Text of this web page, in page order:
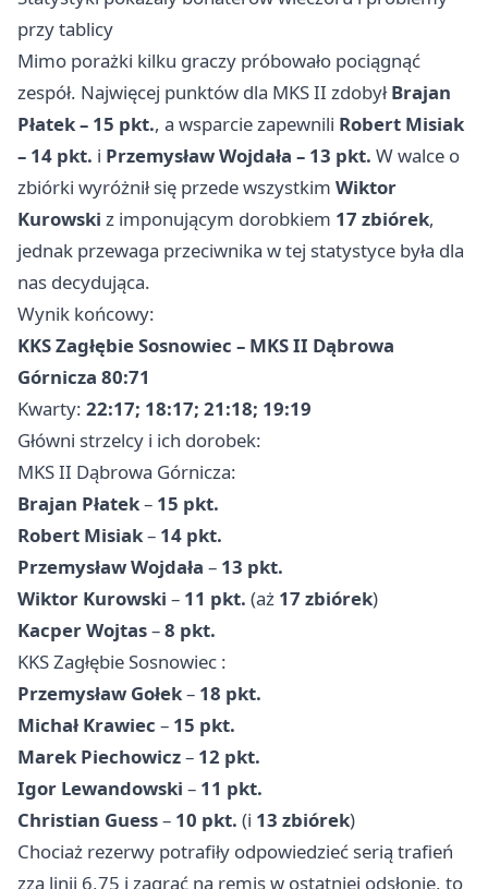
przy tablicy
Mimo porażki kilku graczy próbowało pociągnąć
zespół. Najwięcej punktów dla MKS II zdobyłBrajan
Płatek – 15 pkt., a wsparcie zapewnili Robert Misiak
– 14 pkt. i Przemysław Wojdała – 13 pkt. W walce o
zbiórki wyróżnił się przede wszystkim Wiktor
Kurowski z imponującym dorobkiem 17 zbiórek,
jednak przewaga przeciwnika w tej statystyce była dla
nas decydująca.
Wynik końcowy:
KKS Zagłębie Sosnowiec – MKS II Dąbrowa
Górnicza 80:71
Kwarty: 22:17; 18:17; 21:18; 19:19
Główni strzelcy i ich dorobek:
MKS II Dąbrowa Górnicza:
Brajan Płatek– 15 pkt.
Robert Misiak– 14 pkt.
Przemysław Wojdała – 13 pkt.
Wiktor Kurowski – 11 pkt. (aż 17 zbiórek)
Kacper Wojtas–8 pkt.
KKS ZagłębieSosnowiec :
Przemysław Gołek– 18 pkt.
Michał Krawiec – 15 pkt.
Marek Piechowicz– 12 pkt.
Igor Lewandowski – 11 pkt.
Christian Guess– 10 pkt. (i 13 zbiórek)
Chociaż rezerwy potrafiły odpowiedzieć serią trafień
zza linii 6,75 i zagrać na remis w ostatniej odsłonie, to